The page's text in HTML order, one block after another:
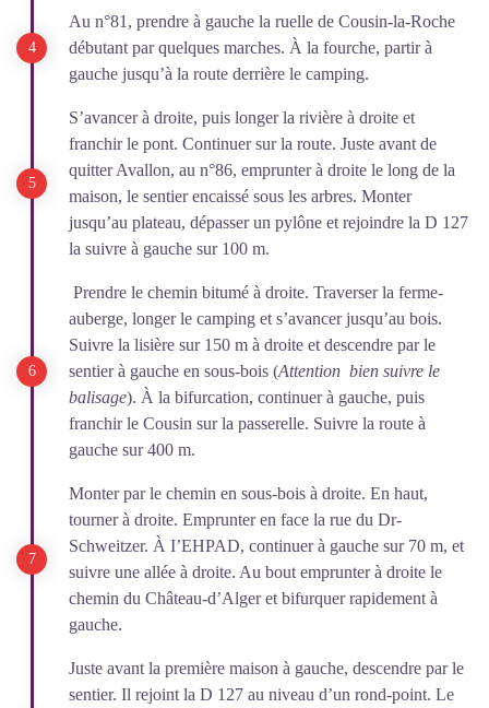
Au n°81, prendre à gauche la ruelle de Cousin-la-Roche
débutant par quelques marches. À la fourche, partir à
gauche jusqu’à la route derrière le camping.
S’avancer à droite, puis longer la rivière à droite et
franchir le pont. Continuer sur la route. Juste avant de
quitter Avallon, au n°86, emprunter à droite le long de la
maison, le sentier encaissé sous les arbres. Monter
jusqu’au plateau, dépasser un pylône et rejoindre la D 127
la suivre à gauche sur 100 m.
Prendre le chemin bitumé à droite. Traverser la ferme-
auberge, longer le camping et s’avancer jusqu’au bois.
Suivre la lisière sur 150 m à droite et descendre par le
sentier à gauche en sous-bois (Attention bien suivre le
balisage). À la bifurcation, continuer à gauche, puis
franchir le Cousin sur la passerelle. Suivre la route à
gauche sur 400 m.
Monter par le chemin en sous-bois à droite. En haut,
tourner à droite. Emprunter en face la rue du Dr-
Schweitzer. À I’EHPAD, continuer à gauche sur 70 m, et
suivre une allée à droite. Au bout emprunter à droite le
chemin du Château-d’Alger et bifurquer rapidement à
gauche.
Juste avant la première maison à gauche, descendre par le
sentier. Il rejoint la D 127 au niveau d’un rond-point. Le